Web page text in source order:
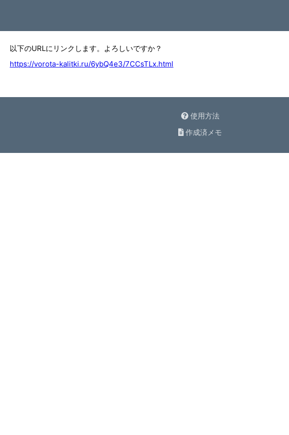
以下のURLにリンクします。よろしいですか？
https://vorota-kalitki.ru/6ybQ4e3/7CCsTLx.html
使用方法
作成済メモ